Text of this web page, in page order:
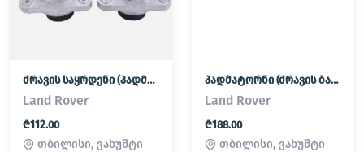
ძრავის საყრდენი (პადმატორნი)
Land Rover
₾112.00
თბილისი, ვახუშტი
პადმატორნი (ძრავის ბალიში) LAND ROVER
Land Rover
₾188.00
თბილისი, ვახუშტი